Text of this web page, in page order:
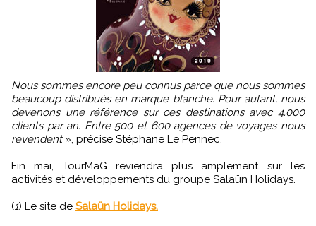
Nous sommes encore peu connus parce que nous sommes
beaucoup distribués en marque blanche. Pour autant, nous
devenons une référence sur ces destinations avec 4.000
clients par an. Entre 500 et 600 agences de voyages nous
revendent», précise Stéphane Le Pennec.
Fin mai, TourMaG reviendra plus amplement sur les
activités et développements du groupe Salaün Holidays.
(1) Le site de Salaün Holidays.